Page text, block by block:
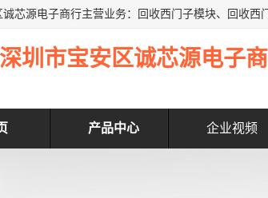
深圳市宝安区诚芯源电子
产品中心 企业视频